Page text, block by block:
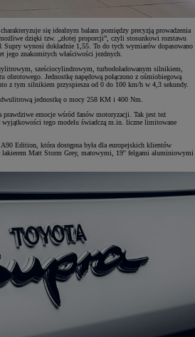
się idealnym balans pomiędzy precyzją prowadzenia
dzięki tzw. „złotej proporcji”, czyli stosunkowi rozstawu
wynosi dokładnie 1,55. To do tych wymiarów dopasowano
jego znakomitych właściwości jezdnych.
sześciocylindrowym, turbodoładowanym silnikiem,
Jednostkę napędową połączono z ośmiobiegową
z tym silnikiem przyspiesza od 0 do 100 km/h w 4,3 sekundy.
jednostkę o mocy 258 KM i 400 Nm.
emocje wśród fanów motoryzacji. Tak jest też
tego modelu świadczą m.in. liczne limitowane
Edition, która dostępna była dla europejskich klientów
lakierem Matt Storm Grey, matowymi, 19'' felgami aluminiowymi